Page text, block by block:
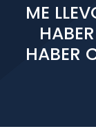
ME
HABER